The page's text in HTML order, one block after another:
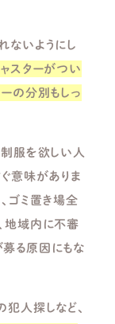
ないようにし
スターがつい
の分別もしっ
服を欲しい人
意味がありま
ゴミ置き場全
地域内に不審
る原因にもな
人探しなど、